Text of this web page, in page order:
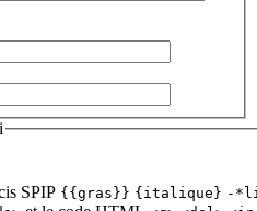
SPIP {{gras}} {italique} -